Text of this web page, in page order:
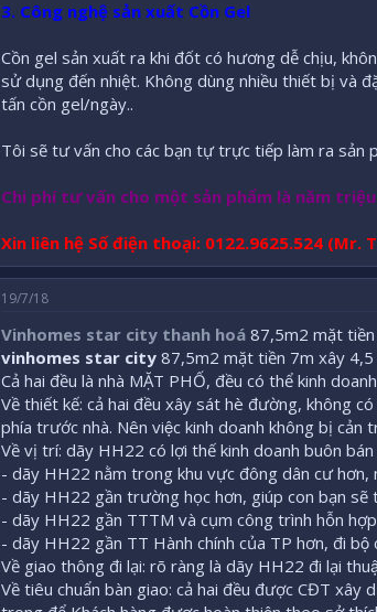
3. Công nghệ sản xuất Cồn Gel
Cồn gel sản xuất ra khi đốt có hương dễ chịu,
sử dụng đến nhiệt. Không dùng nhiều thiết bị và
tấn cồn gel/ngày..
Tôi sẽ tư vấn cho các bạn tự trực tiếp làm ra sản
Chi phí tư vấn cho một sản phẩm là năm
Xin liên hệ Số điện thoại: 0122.9625.524 (Mr.
19/7/18
Vinhomes star city thanh hoá 87,5m2 mặt
vinhomes star city 87,5m2 mặt tiền 7m xây
Cả hai đều là nhà MẶT PHỐ, đều có thể kinh
Về thiết kế: cả hai đều xây sát hè đường, không
phía trước nhà. Nên việc kinh doanh không bị cản
Về vị trí: dãy HH22 có lợi thế kinh doanh buôn
- dãy HH22 nằm trong khu vực đông dân cư hơn,
- dãy HH22 gần trường học hơn, giúp con bạn
- dãy HH22 gần TTTM và cụm công trình hỗn
- dãy HH22 gần TT Hành chính của TP hơn, đi
Về giao thông đi lại: rõ ràng là dãy HH22 đi lại
Về tiêu chuẩn bàn giao: cả hai đều được CĐT